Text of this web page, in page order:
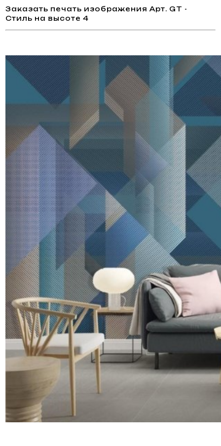
Заказать печать изображения Арт. GT -
Стиль на высоте 4